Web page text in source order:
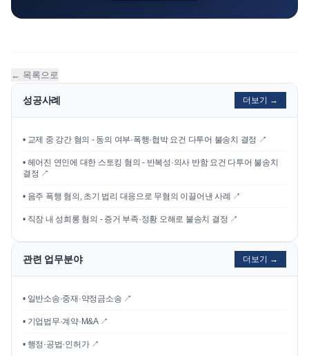
← 목록으로
성공사례 더보기 →
• 교제 중 강간 혐의 - 동의 여부·폭행·협박 요건 다투어 불송치 결정 ↗
• 헤어진 연인에 대한 스토킹 혐의 - 반복성·의사 반함 요건 다투어 불송치
결정 ↗
• 음주 폭행 혐의, 초기 법리 대응으로 무혐의 이끌어낸 사례 ↗
• 직장 내 성희롱 혐의 - 증거 부족·정황 오해로 불송치 결정 ↗
관련 업무분야 더보기 →
• 일반소송·중재·약정금소송 ↗
• 기업법무·계약·M&A ↗
• 행정·공법·인허가 ↗